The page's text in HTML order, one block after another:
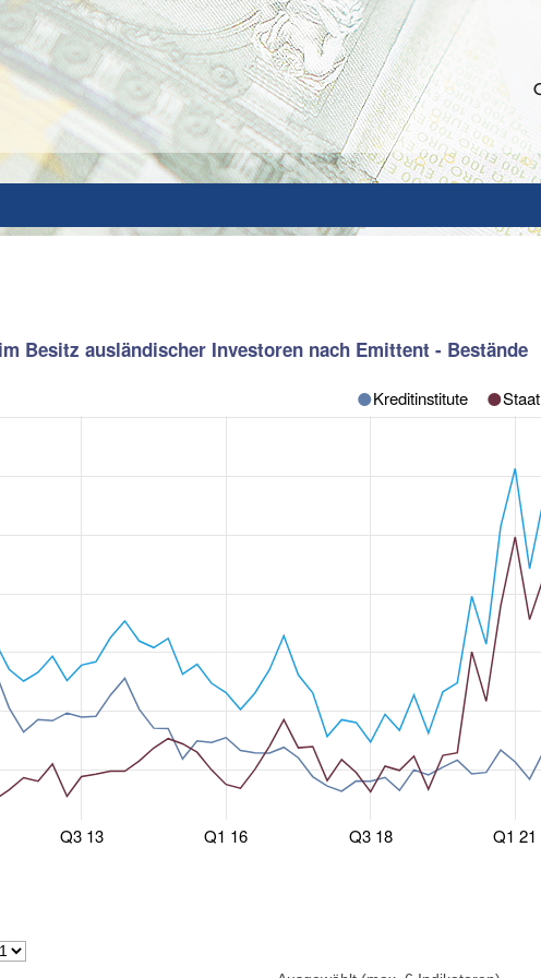
Besitz ausländischer Investoren nach Emittent - Bestände
Q3 13 Q1 16 Q3 18 Q1 21
Kreditinstitute Staat